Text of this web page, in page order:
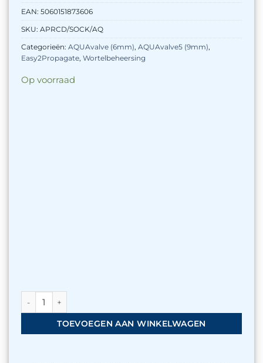
EAN: 5060151873606
SKU: APRCD/SOCK/AQ
Categorieën: AQUAvalve (6mm), AQUAvalve5 (9mm),
Easy2Propagate, Wortelbeheersing
Op voorraad
TOEVOEGEN AAN WINKELWAGEN